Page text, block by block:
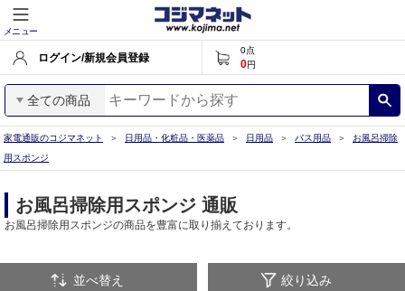
メニュー
ログイン/新規会員登録
0点
0円
全ての商品
家電通販のコジマネット 日用品・化粧品・医薬品 日用品 バス用品
お風呂掃除
用スポンジ
お風呂掃除用スポンジ 通販
お風呂掃除用スポンジの商品を豊富に取り揃えております。
並べ替え 絞り込み